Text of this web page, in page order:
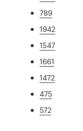
789
1942
1547
1661
1472
475
572